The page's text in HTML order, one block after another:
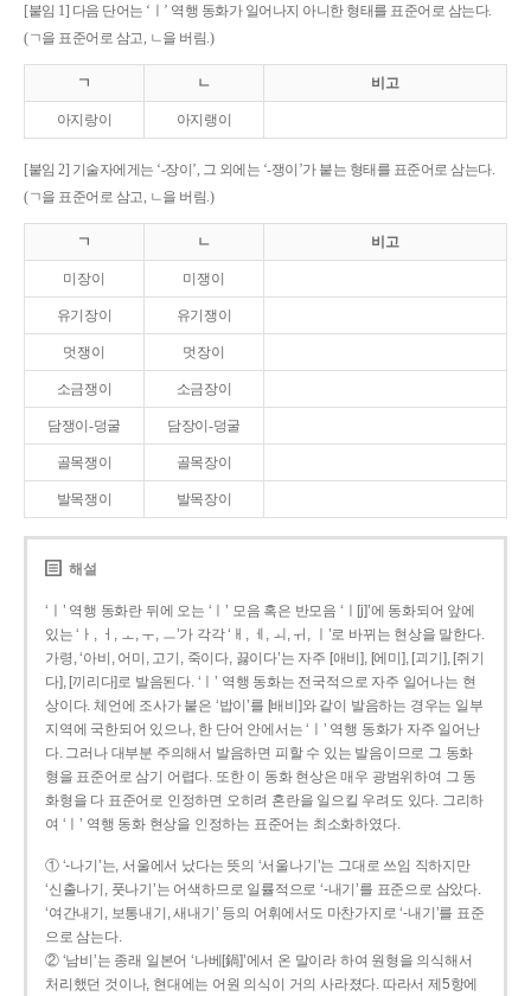
[붙임 1] 다음 단어는 ‘ㅣ’ 역행 동화가 일어나지 아니한 형태를 표준어로 삼는다.
(ㄱ을 표준어로 삼고, ㄴ을 버림.)
ㄱ ㄴ 비고
아지랑이 아지랭이
[붙임 2] 기술자에게는 ‘-장이’, 그 외에는 ‘-쟁이’가 붙는 형태를 표준어로 삼는다.
(ㄱ을 표준어로 삼고, ㄴ을 버림.)
ㄱ ㄴ 비고
미장이 미쟁이
유기장이 유기쟁이
멋쟁이 멋장이
소금쟁이 소금장이
담쟁이-덩굴 담장이-덩굴
골목쟁이 골목장이
발목쟁이 발목장이
해설
‘ㅣ’ 역행 동화란 뒤에 오는 ‘ㅣ’ 모음 혹은 반모음 ‘ㅣ[j]’에 동화되어 앞에
있는 ‘ㅏ, ㅓ, ㅗ, ㅜ, ㅡ’가 각각 ‘ㅐ, ㅔ, ㅚ, ㅟ, ㅣ’로 바뀌는 현상을 말한다.
가령, ‘아비, 어미, 고기, 죽이다, 끓이다’는 자주 [애비], [에미], [괴기], [쥐기
다], [끼리다]로 발음된다. ‘ㅣ’ 역행 동화는 전국적으로 자주 일어나는 현
상이다. 체언에 조사가 붙은 ‘밥이’를 [배비]와 같이 발음하는 경우는 일부
지역에 국한되어 있으나, 한 단어 안에서는 ‘ㅣ’ 역행 동화가 자주 일어난
다. 그러나 대부분 주의해서 발음하면 피할 수 있는 발음이므로 그 동화
형을 표준어로 삼기 어렵다. 또한 이 동화 현상은 매우 광범위하여 그 동
화형을 다 표준어로 인정하면 오히려 혼란을 일으킬 우려도 있다. 그리하
여 ‘ㅣ’ 역행 동화 현상을 인정하는 표준어는 최소화하였다.
① ‘-나기’는, 서울에서 났다는 뜻의 ‘서울나기’는 그대로 쓰임 직하지만
‘신출나기, 풋나기’는 어색하므로 일률적으로 ‘-내기’를 표준으로 삼았다.
‘여간내기, 보통내기, 새내기’ 등의 어휘에서도 마찬가지로 ‘-내기’를 표준
으로 삼는다.
② ‘남비’는 종래 일본어 ‘나베[鍋]’에서 온 말이라 하여 원형을 의식해서
처리했던 것이나, 현대에는 어원 의식이 거의 사라졌다. 따라서 제5항에